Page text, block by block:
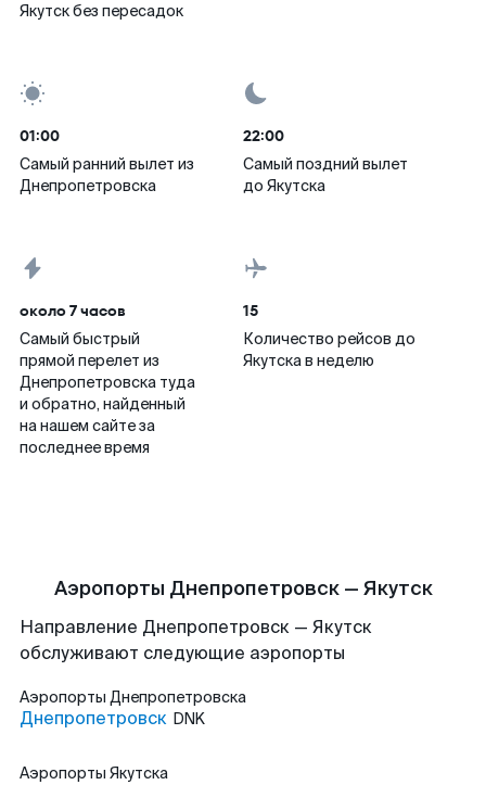
Якутск без пересадок
01:00
Самый ранний вылет из
Днепропетровска
22:00
Самый поздний вылет
до Якутска
около 7 часов
Самый быстрый
прямой перелет из
Днепропетровска туда
и обратно, найденный
на нашем сайте за
последнее время
15
Количество рейсов до
Якутска в неделю
Аэропорты Днепропетровск — Якутск
Направление Днепропетровск — Якутск
обслуживают следующие аэропорты
Аэропорты Днепропетровска
Днепропетровск DNK
Аэропорты Якутска